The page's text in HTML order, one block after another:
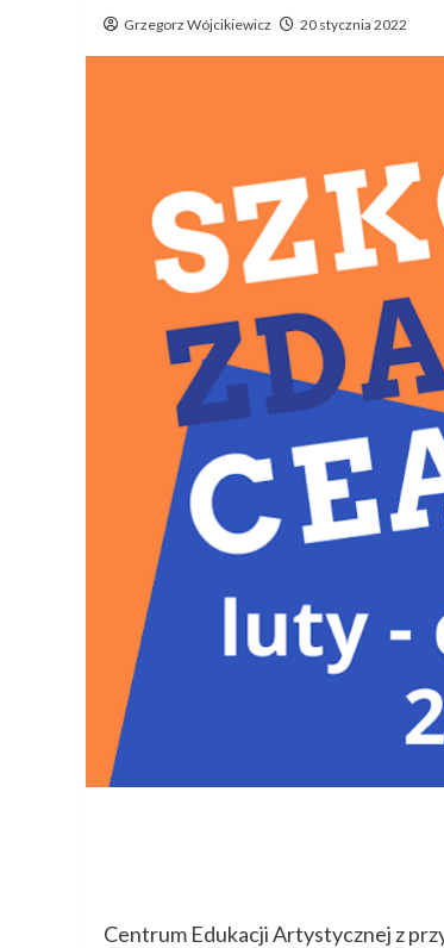
Grzegorz Wójcikiewicz 20 stycznia 2022
Centrum Edukacji Artystycznej z